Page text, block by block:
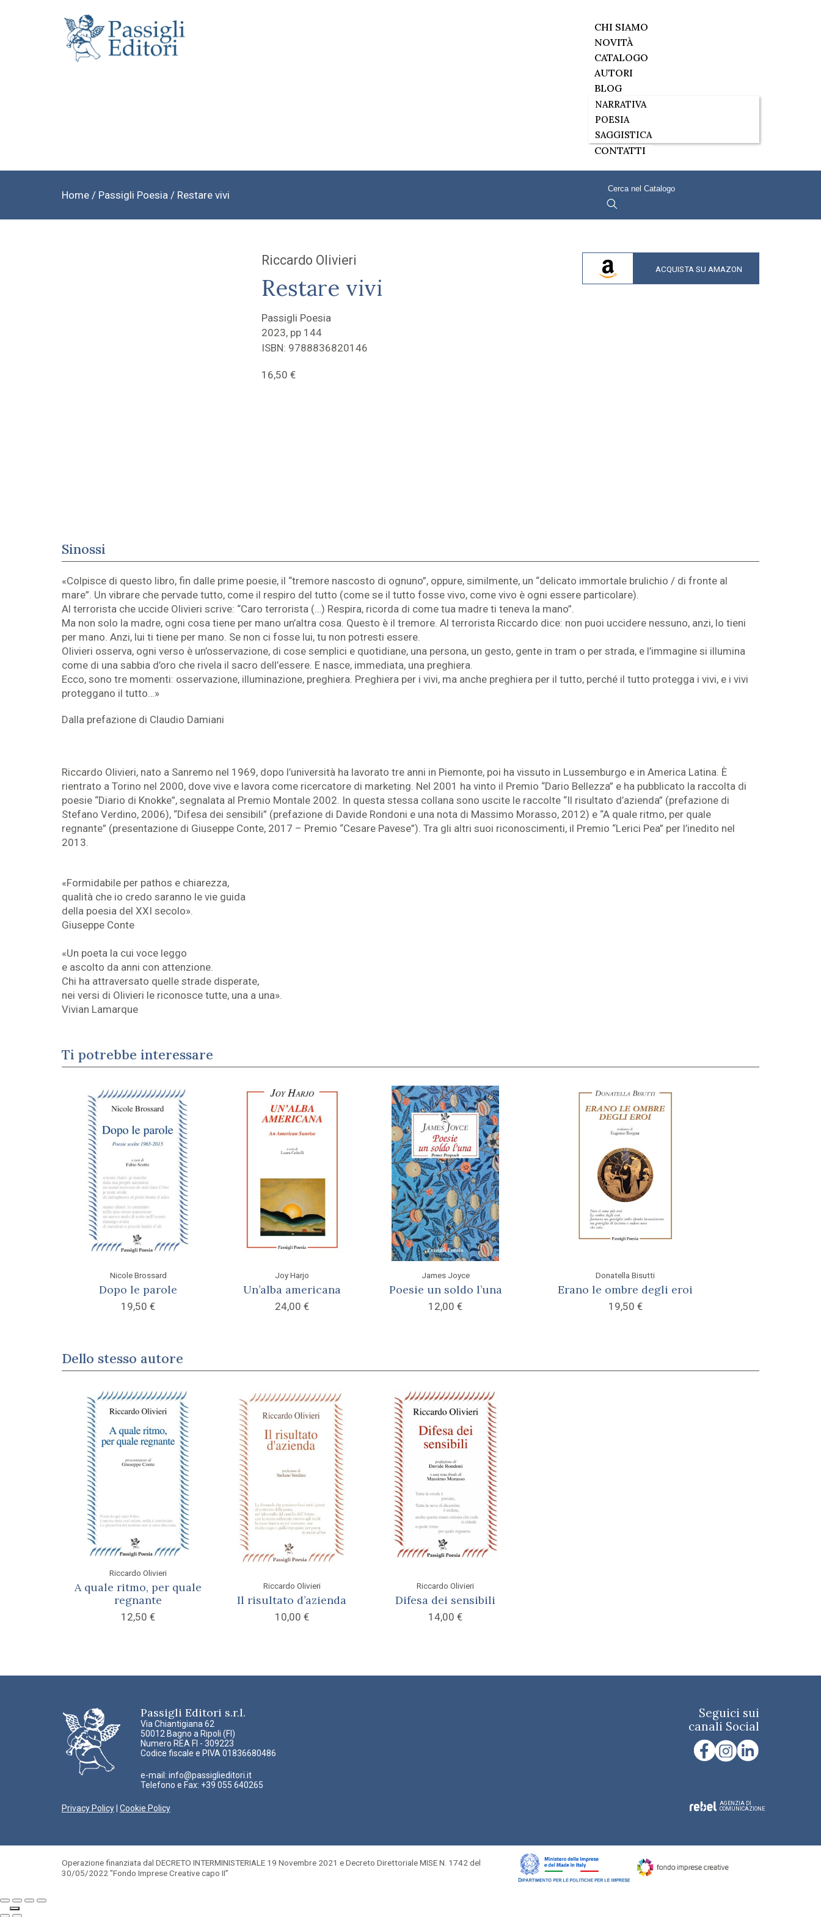
CHI SIAMO
NOVITÀ
CATALOGO
AUTORI
BLOG
NARRATIVA
POESIA
SAGGISTICA
CONTATTI
Home/ Passigli Poesia / Restare vivi
Riccardo Olivieri
Restare vivi
Passigli Poesia
2023, pp 144
ISBN: 9788836820146
16,50€
ACQUISTA SU AMAZON
Sinossi
«Colpisce di questo libro, fin dalle prime poesie, il “tremore nascosto di ognuno”, oppure, similmente, un “delicato immortale brulichio / di fronte al
mare”. Un vibrare che pervade tutto, come il respiro del tutto (come se il tutto fosse vivo, come vivo è ogni essere particolare).
Al terrorista che uccide Olivieri scrive: “Caro terrorista (…) Respira, ricorda di come tua madre ti teneva la mano”.
Ma non solo la madre, ogni cosa tiene per mano un’altra cosa. Questo è il tremore. Al terrorista Riccardo dice: non puoi uccidere nessuno, anzi, lo tieni
per mano. Anzi, lui ti tiene per mano. Se non ci fosse lui, tu non potresti essere.
Olivieri osserva, ogni verso è un’osservazione, di cose semplici e quotidiane, una persona, un gesto, gente in tram o per strada, e l’immagine si illumina
come di una sabbia d’oro che rivela il sacro dell’essere. E nasce, immediata, una preghiera.
Ecco, sono tre momenti: osservazione, illuminazione, preghiera. Preghiera per i vivi, ma anche preghiera per il tutto, perché il tutto protegga i vivi, e i vivi
proteggano il tutto…»
Dalla prefazione di Claudio Damiani
Riccardo Olivieri, nato a Sanremo nel 1969, dopo l’università ha lavorato tre anni in Piemonte, poi ha vissuto in Lussemburgo e in America Latina. È
rientrato a Torino nel 2000, dove vive e lavora come ricercatore di marketing. Nel 2001 ha vinto il Premio “Dario Bellezza” e ha pubblicato la raccolta di
poesie “Diario di Knokke”, segnalata al Premio Montale 2002. In questa stessa collana sono uscite le raccolte “Il risultato d’azienda” (prefazione di
Stefano Verdino, 2006), “Difesa dei sensibili” (prefazione di Davide Rondoni e una nota di Massimo Morasso, 2012) e “A quale ritmo, per quale
regnante” (presentazione di Giuseppe Conte, 2017 – Premio “Cesare Pavese”). Tra gli altri suoi riconoscimenti, il Premio “Lerici Pea” per l’inedito nel
2013.
«Formidabile per pathos e chiarezza,
qualità che io credo saranno le vie guida
della poesia del XXI secolo».
Giuseppe Conte
«Un poeta la cui voce leggo
e ascolto da anni con attenzione.
Chi ha attraversato quelle strade disperate,
nei versi di Olivieri le riconosce tutte, una a una».
Vivian Lamarque
Ti potrebbe interessare
Nicole Brossard
Dopo le parole
19,50€
Joy Harjo
Un’alba americana
24,00 €
James Joyce
Poesie un soldo l’una
12,00€
Donatella Bisutti
Erano le ombre degli eroi
19,50 €
Dello stesso autore
Riccardo Olivieri
A quale ritmo, per quale
regnante
12,50€
Riccardo Olivieri
Il risultato d’azienda
10,00 €
Riccardo Olivieri
Difesa dei sensibili
14,00€
Passigli Editori s.r.l.
Via Chiantigiana 62
50012 Bagno a Ripoli (FI)
Numero REA FI - 309223
Codice fiscale e PIVA 01836680486
e-mail: info@passiglieditori.it
Telefono e Fax: +39 055 640265
Privacy Policy Cookie Policy
Seguici sui
canali Social
AGENZIA DI
COMUNICAZIONE
Operazione finanziata dal DECRETO INTERMINISTERIALE 19 Novembre 2021 e Decreto Direttoriale MISE N. 1742 del
30/05/2022 "Fondo Imprese Creative capo II”